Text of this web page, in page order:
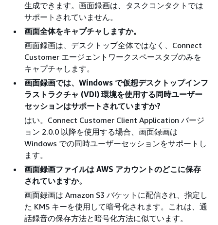
生成できます。画面録画は、タスクコンタクトでは
サポートされていません。
画面全体をキャプチャしますか。
画面録画は、デスクトップ全体ではなく、Connect
Customer エージェントワークスペースタブのみを
キャプチャします。
画面録画では、Windows で仮想デスクトップインフ
ラストラクチャ (VDI) 環境を使用する同時ユーザー
セッションはサポートされていますか?
はい。Connect Customer Client Application バージ
ョン 2.0.0 以降を使用する場合、画面録画は
Windows での同時ユーザーセッションをサポートし
ます。
画面録画ファイルは AWS アカウントのどこに保存
されていますか。
画面録画は Amazon S3 バケットに配信され、指定し
た KMS キーを使用して暗号化されます。これは、通
話録音の保存方法と暗号化方法に似ています。